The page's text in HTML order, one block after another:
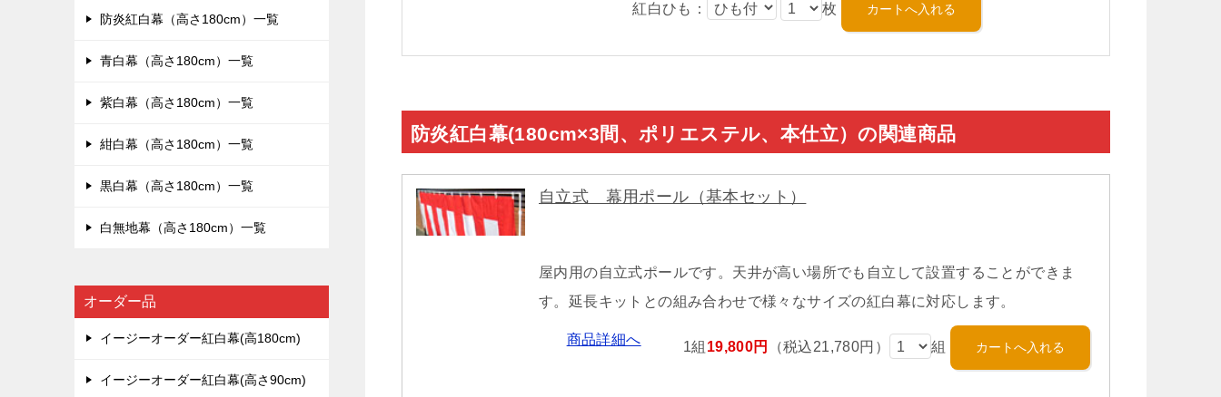
紅白ひも： 枚
防炎紅白幕(180cm×3間、ポリエステル、本仕立）の関連商品
自立式 幕用ポール（基本セット）
屋内用の自立式ポールです。天井が高い場所でも自立して設置することができま
す。延長キットとの組み合わせで様々なサイズの紅白幕に対応します。
商品詳細へ 1組 19,800円 （税込21,780円） 組
防炎紅白幕（高さ180cm）一覧
青白幕（高さ180cm）一覧
紫白幕（高さ180cm）一覧
紺白幕（高さ180cm）一覧
黒白幕（高さ180cm）一覧
白無地幕（高さ180cm）一覧
オーダー品
イージーオーダー紅白幕(高180cm)
イージーオーダー紅白幕(高さ90cm)